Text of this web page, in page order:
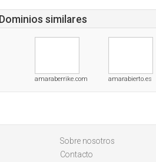
Dominios similares
amaraberrike.com amarabierto.es
Sobre nosotros
Contacto